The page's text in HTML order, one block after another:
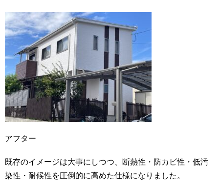
アフター
既存のイメージは大事にしつつ、断熱性・防カビ性・低汚
染性・耐候性を圧倒的に高めた仕様になりました。